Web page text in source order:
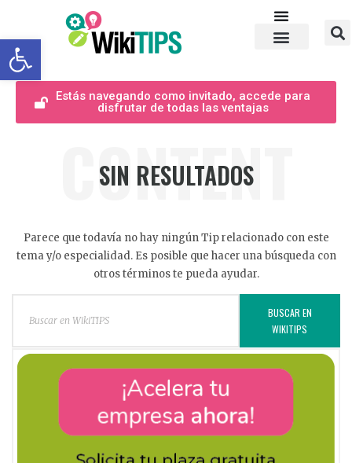
Abrir barra de herramientas
Estás navegando como invitado, accede para
disfrutar de todas las ventajas
CONTENT
SIN RESULTADOS
Parece que todavía no hay ningún Tip relacionado con este
tema y/o especialidad. Es posible que hacer una búsqueda con
otros términos te pueda ayudar.
BUSCAR EN
WIKITIPS